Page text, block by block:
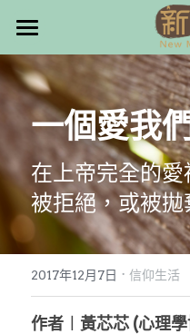
最新消息
關於我們
雜誌目錄
雜誌專欄
最新文章
編者的話
本期主題
畫話人生
寫寫畫畫
漫畫
訂購/奉獻/廣告刊登
好站連結
一個愛我
在上帝完全的
被拒絕，或被拋
2017年12月7日 · 信仰生活
作者︱黃芯芯 (心理
所有商品分類